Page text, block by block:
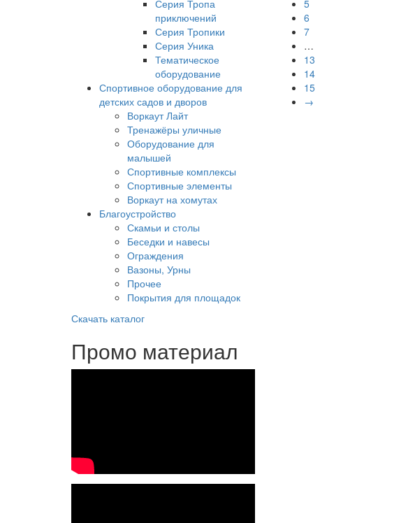
Серия Тропа
приключений
Серия Тропики
Серия Уника
Тематическое
оборудование
Спортивное оборудование для
детских садов и дворов
Воркаут Лайт
Тренажёры уличные
Оборудование для
малышей
Спортивные комплексы
Спортивные элементы
Воркаут на хомутах
Благоустройство
Скамьи и столы
Беседки и навесы
Ограждения
Вазоны, Урны
Прочее
Покрытия для площадок
Скачать каталог
Промо материал
5
6
7
…
13
14
15
→